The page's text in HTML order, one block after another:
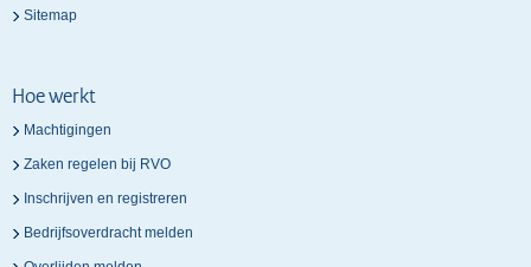
Sitemap
Hoe werkt
Machtigingen
Zaken regelen bij RVO
Inschrijven en registreren
Bedrijfsoverdracht melden